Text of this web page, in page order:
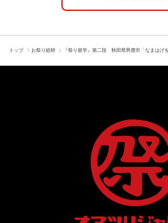
トップ お祭り総研 『祭り留学』第二段 秋田県男鹿市「なまはげ